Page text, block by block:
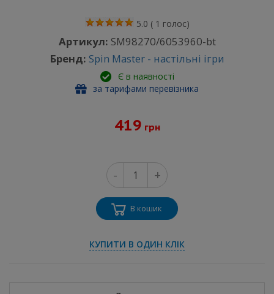
5.0 ( 1 голос)
Артикул: SM98270/6053960-bt
Бренд: Spin Master - настільні ігри
Є в наявності
за тарифами перевізника
419 грн
- +
В кошик
КУПИТИ В ОДИН КЛІК